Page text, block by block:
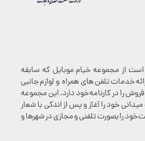
است از مجموعه خیام موبایل که سابقه
ارائه خدمات تلفن های همراه و لوازم جانبی
را در کارنامه خود دارد. این مجموعه
خود را آغاز و پس از اندکی با شعار
را بصورت تلفنی و مجازی در شهرها و